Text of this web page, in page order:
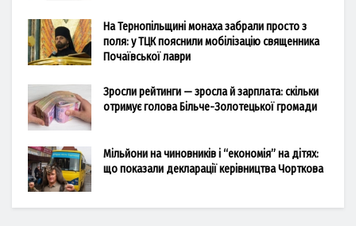
На Тернопільщині монаха забрали просто з
поля: у ТЦК пояснили мобілізацію священника
Почаївської лаври
Зросли рейтинги — зросла й зарплата: скільки
отримує голова Більче-Золотецької громади
Мільйони на чиновників і “економія” на дітях:
що показали декларації керівництва Чорткова